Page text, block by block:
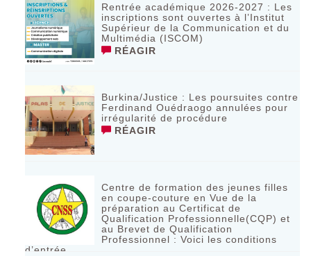
Rentrée académique 2026-2027 : Les
inscriptions sont ouvertes à l’Institut
Supérieur de la Communication et du
Multimédia (ISCOM)
RÉAGIR
Burkina/Justice : Les poursuites contre
Ferdinand Ouédraogo annulées pour
irrégularité de procédure
RÉAGIR
Centre de formation des jeunes filles
en coupe-couture en Vue de la
préparation au Certificat de
Qualification Professionnelle(CQP) et
au Brevet de Qualification
Professionnel : Voici les conditions
d’entrée